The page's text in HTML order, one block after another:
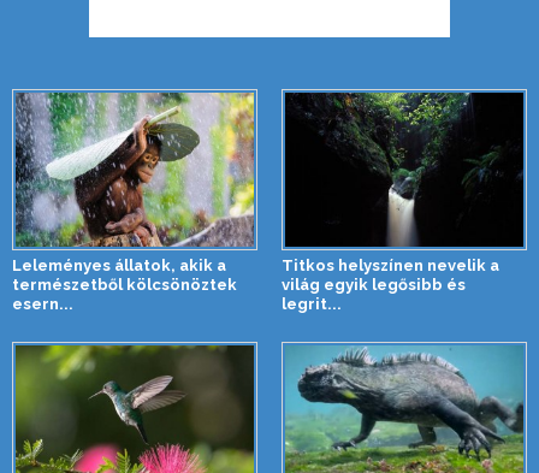
Leleményes állatok, akik a
természetből kölcsönöztek
esern...
Titkos helyszínen nevelik a
világ egyik legősibb és
legrit...